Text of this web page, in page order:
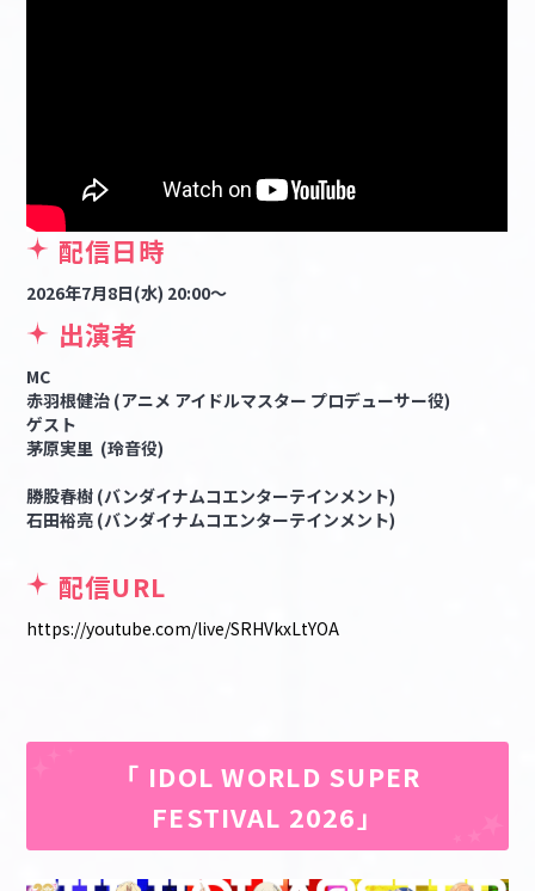
配信日時
2026年7月8日(水) 20:00～
出演者
MC
赤羽根健治 (アニメ アイドルマスター プロデューサー役)
ゲスト
茅原実里 (玲音役)
勝股春樹 (バンダイナムコエンターテインメント)
石田裕亮 (バンダイナムコエンターテインメント)
配信URL
https://youtube.com/live/SRHVkxLtYOA
「 IDOL WORLD SUPER
FESTIVAL 2026」